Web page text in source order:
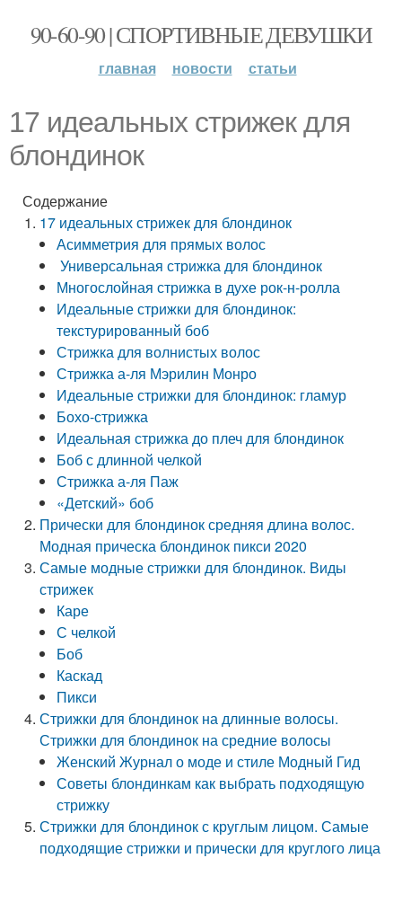
90-60-90 | СПОРТИВНЫЕ ДЕВУШКИ
главная новости статьи
17 идеальных стрижек для
блондинок
Содержание
17 идеальных стрижек для блондинок
Асимметрия для прямых волос
Универсальная стрижка для блондинок
Многослойная стрижка в духе рок-н-ролла
Идеальные стрижки для блондинок:
текстурированный боб
Стрижка для волнистых волос
Стрижка а-ля Мэрилин Монро
Идеальные стрижки для блондинок: гламур
Бохо-стрижка
Идеальная стрижка до плеч для блондинок
Боб с длинной челкой
Стрижка а-ля Паж
«Детский» боб
Прически для блондинок средняя длина волос.
Модная прическа блондинок пикси 2020
Самые модные стрижки для блондинок. Виды
стрижек
Каре
С челкой
Боб
Каскад
Пикси
Стрижки для блондинок на длинные волосы.
Стрижки для блондинок на средние волосы
Женский Журнал о моде и стиле Модный Гид
Советы блондинкам как выбрать подходящую
стрижку
Стрижки для блондинок с круглым лицом. Самые
подходящие стрижки и прически для круглого лица